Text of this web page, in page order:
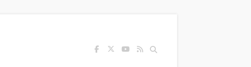
Search